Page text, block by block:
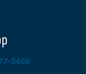
3468